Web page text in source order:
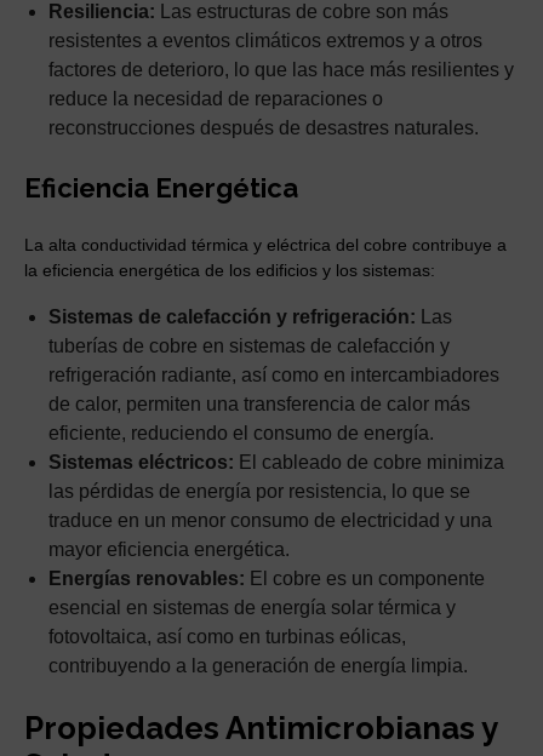
Resiliencia: Las estructuras de cobre son más
resistentes a eventos climáticos extremos y a otros
factores de deterioro, lo que las hace más resilientes y
reduce la necesidad de reparaciones o
reconstrucciones después de desastres naturales.
Eficiencia Energética
La alta conductividad térmica y eléctrica del cobre contribuye a
la eficiencia energética de los edificios y los sistemas:
Sistemas de calefacción y refrigeración: Las
tuberías de cobre en sistemas de calefacción y
refrigeración radiante, así como en intercambiadores
de calor, permiten una transferencia de calor más
eficiente, reduciendo el consumo de energía.
Sistemas eléctricos: El cableado de cobre minimiza
las pérdidas de energía por resistencia, lo que se
traduce en un menor consumo de electricidad y una
mayor eficiencia energética.
Energías renovables: El cobre es un componente
esencial en sistemas de energía solar térmica y
fotovoltaica, así como en turbinas eólicas,
contribuyendo a la generación de energía limpia.
Propiedades Antimicrobianas y